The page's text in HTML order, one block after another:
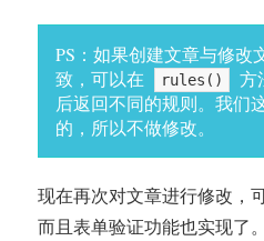
PS：如果创建文章与修改
致，可以在
rules()
方
后返回不同的规则。我们
的，所以不做修改。
现在再次对文章进行修改，
而且表单验证功能也实现了。